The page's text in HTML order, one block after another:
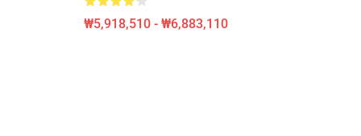
₩5,918,510 - ₩6,883,110